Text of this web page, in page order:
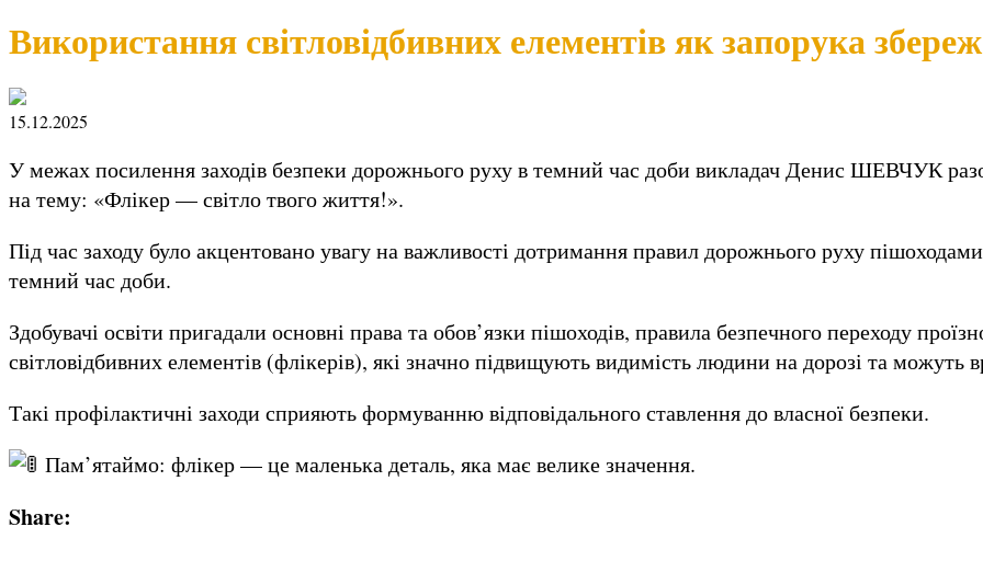
Використання світловідбивних елементів як запорука
15.12.2025
У межах посилення заходів безпеки дорожнього руху в темний час доби викладач Денис ШЕВЧУК
на тему: «Флікер — світло твого життя!».
Під час заходу було акцентовано увагу на важливості дотримання правил дорожнього руху
темний час доби.
Здобувачі освіти пригадали основні права та обов’язки пішоходів, правила безпечного переходу
світловідбивних елементів (флікерів), які значно підвищують видимість людини на дорозі та можуть
Такі профілактичні заходи сприяють формуванню відповідального ставлення до власної безпеки.
Пам’ятаймо: флікер — це маленька деталь, яка має велике значення.
Share: